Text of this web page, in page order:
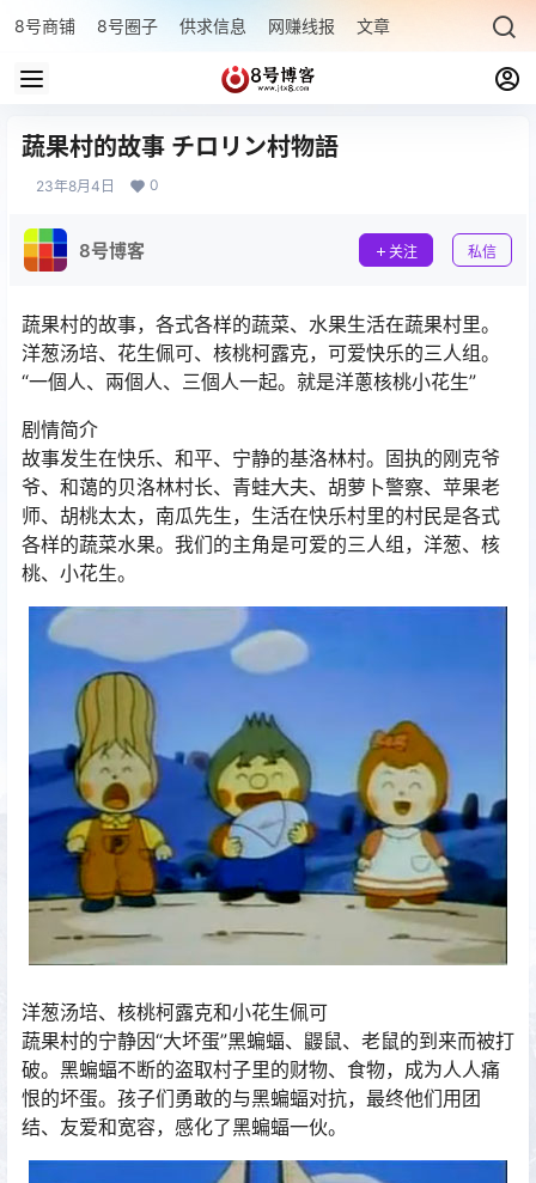
8号商铺 8号圈子 供求信息 网赚线报 文章专题 最新文章
蔬果村的故事 チロリン村物語
23年8月4日 0
8号博客 关注 私信
蔬果村的故事，各式各样的蔬菜、水果生活在蔬果村里。
洋葱汤培、花生佩可、核桃柯露克，可爱快乐的三人组。
“一個人、兩個人、三個人一起。就是洋蔥核桃小花生”
剧情简介
故事发生在快乐、和平、宁静的基洛林村。固执的刚克爷
爷、和蔼的贝洛林村长、青蛙大夫、胡萝卜警察、苹果老
师、胡桃太太，南瓜先生，生活在快乐村里的村民是各式
各样的蔬菜水果。我们的主角是可爱的三人组，洋葱、核
桃、小花生。
洋葱汤培、核桃柯露克和小花生佩可
蔬果村的宁静因“大坏蛋”黑蝙蝠、鼹鼠、老鼠的到来而被打
破。黑蝙蝠不断的盗取村子里的财物、食物，成为人人痛
恨的坏蛋。孩子们勇敢的与黑蝙蝠对抗，最终他们用团
结、友爱和宽容，感化了黑蝙蝠一伙。